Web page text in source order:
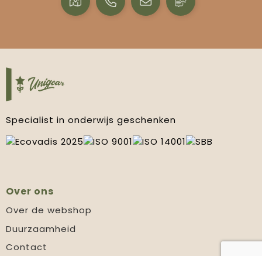
Specialist in onderwijs geschenken
Over ons
Over de webshop
Duurzaamheid
Contact